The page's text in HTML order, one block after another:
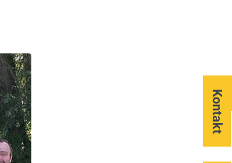
Kontakt